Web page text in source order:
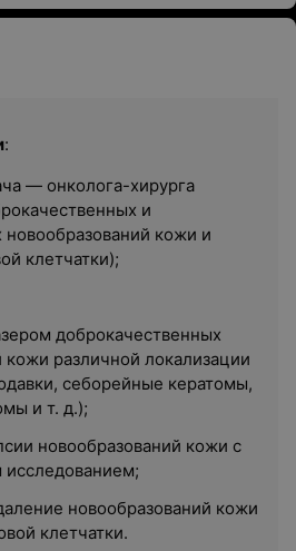
:
— онколога-хирурга
и
новообразований кожи и
клетчатки);
доброкачественных
кожи различной локализации
себорейные кератомы,
и т. д.);
новообразований кожи с
исследованием;
новообразований кожи
клетчатки.